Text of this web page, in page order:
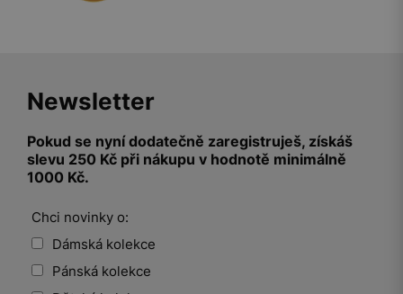
Newsletter
Pokud se nyní dodatečně zaregistruješ, získáš
slevu 250 Kč při nákupu v hodnotě minimálně
1000 Kč.
Chci novinky o:
Dámská kolekce
Pánská kolekce